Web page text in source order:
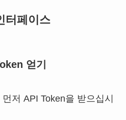
터페이스
얻기
저 API Token을 받으십시